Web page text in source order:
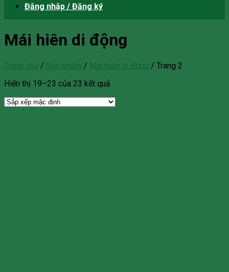
Đăng nhập / Đăng ký
Mái hiên di động
Trang chủ / Sản phẩm / Mái hiên di động / Trang 2
Hiển thị 19–23 của 23 kết quả